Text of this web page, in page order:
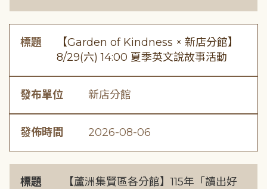
標題
【Garden of Kindness × 新店分館】
8/29(六) 14:00 夏季英文說故事活動
發布單位 新店分館
發佈時間 2026-08-06
標題
【蘆洲集賢區各分館】115年「讀出好